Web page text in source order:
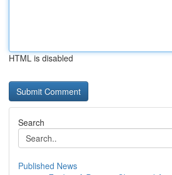
HTML is disabled
Search
Published News